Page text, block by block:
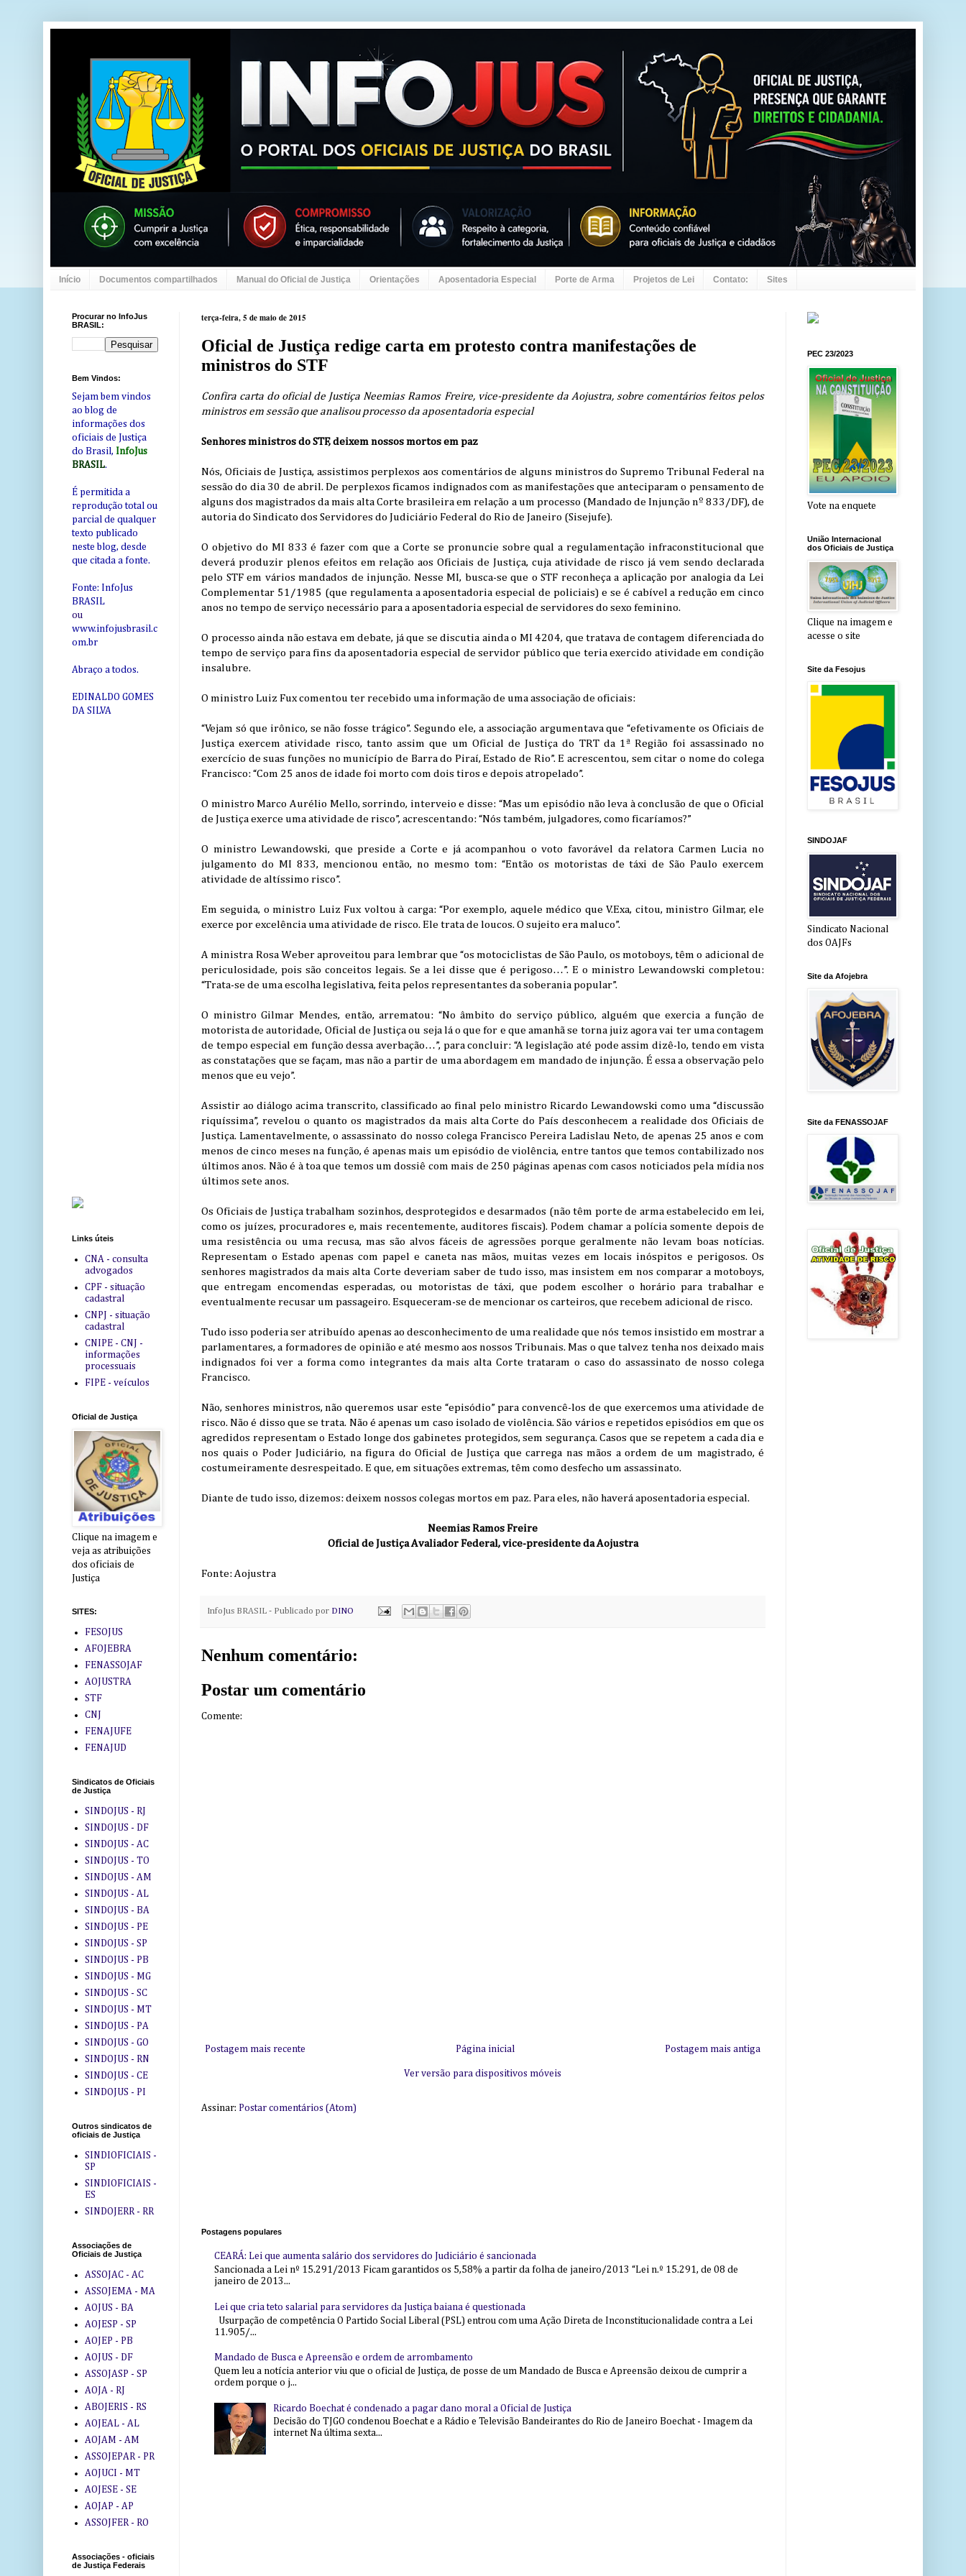
Início Documentos compartilhados Manual do Oficial de Justiça Orientações Aposentadoria Especial Porte de Arma Projetos de Lei Contato: Sites
terça-feira, 5 de maio de 2015
Oficial de Justiça redige carta em protesto contra manifestações de
ministros do STF
Confira carta do oficial de Justiça Neemias Ramos Freire, vice-presidente da Aojustra, sobre comentários feitos pelos
ministros em sessão que analisou processo da aposentadoria especial
Senhores ministros do STF, deixem nossos mortos em paz
Nós, Oficiais de Justiça, assistimos perplexos aos comentários de alguns ministros do Supremo Tribunal Federal na
sessão do dia 30 de abril. De perplexos ficamos indignados com as manifestações que anteciparam o pensamento de
alguns dos magistrados da mais alta Corte brasileira em relação a um processo (Mandado de Injunção nº 833/DF), de
autoria do Sindicato dos Servidores do Judiciário Federal do Rio de Janeiro (Sisejufe).
O objetivo do MI 833 é fazer com que a Corte se pronuncie sobre qual a regulamentação infraconstitucional que
deverá produzir plenos efeitos em relação aos Oficiais de Justiça, cuja atividade de risco já vem sendo declarada
pelo STF em vários mandados de injunção. Nesse MI, busca-se que o STF reconheça a aplicação por analogia da Lei
Complementar 51/1985 (que regulamenta a aposentadoria especial de policiais) e se é cabível a redução em cinco
anos no tempo de serviço necessário para a aposentadoria especial de servidores do sexo feminino.
O processo ainda não estava em debate, já que se discutia ainda o MI 4204, que tratava de contagem diferenciada do
tempo de serviço para fins da aposentadoria especial de servidor público que teria exercido atividade em condição
insalubre.
O ministro Luiz Fux comentou ter recebido uma informação de uma associação de oficiais:
“Vejam só que irônico, se não fosse trágico”. Segundo ele, a associação argumentava que “efetivamente os Oficiais de
Justiça exercem atividade risco, tanto assim que um Oficial de Justiça do TRT da 1ª Região foi assassinado no
exercício de suas funções no município de Barra do Piraí, Estado de Rio”. E acrescentou, sem citar o nome do colega
Francisco: “Com 25 anos de idade foi morto com dois tiros e depois atropelado”.
O ministro Marco Aurélio Mello, sorrindo, interveio e disse: “Mas um episódio não leva à conclusão de que o Oficial
de Justiça exerce uma atividade de risco”, acrescentando: “Nós também, julgadores, como ficaríamos?”
O ministro Lewandowski, que preside a Corte e já acompanhou o voto favorável da relatora Carmen Lucia no
julgamento do MI 833, mencionou então, no mesmo tom: “Então os motoristas de táxi de São Paulo exercem
atividade de altíssimo risco”.
Em seguida, o ministro Luiz Fux voltou à carga: “Por exemplo, aquele médico que V.Exa, citou, ministro Gilmar, ele
exerce por excelência uma atividade de risco. Ele trata de loucos. O sujeito era maluco”.
A ministra Rosa Weber aproveitou para lembrar que “os motociclistas de São Paulo, os motoboys, têm o adicional de
periculosidade, pois são conceitos legais. Se a lei disse que é perigoso…”. E o ministro Lewandowski completou:
“Trata-se de uma escolha legislativa, feita pelos representantes da soberania popular”.
O ministro Gilmar Mendes, então, arrematou: “No âmbito do serviço público, alguém que exercia a função de
motorista de autoridade, Oficial de Justiça ou seja lá o que for e que amanhã se torna juiz agora vai ter uma contagem
de tempo especial em função dessa averbação…”, para concluir: “A legislação até pode assim dizê-lo, tendo em vista
as constatações que se façam, mas não a partir de uma abordagem em mandado de injunção. É essa a observação pelo
menos que eu vejo”.
Assistir ao diálogo acima transcrito, classificado ao final pelo ministro Ricardo Lewandowski como uma “discussão
riquíssima”, revelou o quanto os magistrados da mais alta Corte do País desconhecem a realidade dos Oficiais de
Justiça. Lamentavelmente, o assassinato do nosso colega Francisco Pereira Ladislau Neto, de apenas 25 anos e com
menos de cinco meses na função, é apenas mais um episódio de violência, entre tantos que temos contabilizado nos
últimos anos. Não é à toa que temos um dossiê com mais de 250 páginas apenas com casos noticiados pela mídia nos
últimos sete anos.
Os Oficiais de Justiça trabalham sozinhos, desprotegidos e desarmados (não têm porte de arma estabelecido em lei,
como os juízes, procuradores e, mais recentemente, auditores fiscais). Podem chamar a polícia somente depois de
uma resistência ou uma recusa, mas são alvos fáceis de agressões porque geralmente não levam boas notícias.
Representam o Estado apenas com papel e caneta nas mãos, muitas vezes em locais inóspitos e perigosos. Os
senhores magistrados da mais alta Corte deveriam saber de tudo isso, mas insistem em nos comparar a motoboys,
que entregam encomendas esperadas, ou motoristas de táxi, que podem escolher o horário para trabalhar e
eventualmente recusar um passageiro. Esqueceram-se de mencionar os carteiros, que recebem adicional de risco.
Tudo isso poderia ser atribuído apenas ao desconhecimento de uma realidade que nós temos insistido em mostrar a
parlamentares, a formadores de opinião e até mesmo aos nossos Tribunais. Mas o que talvez tenha nos deixado mais
indignados foi ver a forma como integrantes da mais alta Corte trataram o caso do assassinato de nosso colega
Francisco.
Não, senhores ministros, não queremos usar este “episódio” para convencê-los de que exercemos uma atividade de
risco. Não é disso que se trata. Não é apenas um caso isolado de violência. São vários e repetidos episódios em que os
agredidos representam o Estado longe dos gabinetes protegidos, sem segurança. Casos que se repetem a cada dia e
nos quais o Poder Judiciário, na figura do Oficial de Justiça que carrega nas mãos a ordem de um magistrado, é
costumeiramente desrespeitado. E que, em situações extremas, têm como desfecho um assassinato.
Diante de tudo isso, dizemos: deixem nossos colegas mortos em paz. Para eles, não haverá aposentadoria especial.
Neemias Ramos Freire
Oficial de Justiça Avaliador Federal, vice-presidente da Aojustra
Fonte: Aojustra
InfoJus BRASIL - Publicado por DINO
Nenhum comentário:
Postar um comentário
Comente:
Postagem mais recente Postagem mais antiga
Página inicial
Ver versão para dispositivos móveis
Assinar: Postar comentários (Atom)
Postagens populares
CEARÁ: Lei que aumenta salário dos servidores do Judiciário é sancionada
Sancionada a Lei nº 15.291/2013 Ficam garantidos os 5,58% a partir da folha de janeiro/2013 “Lei n.º 15.291, de 08 de
janeiro de 2013...
Lei que cria teto salarial para servidores da Justiça baiana é questionada
Usurpação de competência O Partido Social Liberal (PSL) entrou com uma Ação Direta de Inconstitucionalidade contra a Lei
11.905/...
Mandado de Busca e Apreensão e ordem de arrombamento
Quem leu a notícia anterior viu que o oficial de Justiça, de posse de um Mandado de Busca e Apreensão deixou de cumprir a
ordem porque o j...
Ricardo Boechat é condenado a pagar dano moral a Oficial de Justiça
Decisão do TJGO condenou Boechat e a Rádio e Televisão Bandeirantes do Rio de Janeiro Boechat - Imagem da
internet Na última sexta...
Procurar no InfoJus
BRASIL:
Bem Vindos:
Sejam bem vindos
ao blog de
informações dos
oficiais de Justiça
do Brasil, InfoJus
BRASIL.
É permitida a
reprodução total ou
parcial de qualquer
texto publicado
neste blog, desde
que citada a fonte.
Fonte: InfoJus
BRASIL
ou
www.infojusbrasil.c
om.br
Abraço a todos.
EDINALDO GOMES
DA SILVA
Links úteis
CNA - consulta
advogados
CPF - situação
cadastral
CNPJ - situação
cadastral
CNIPE - CNJ -
informações
processuais
FIPE - veículos
Oficial de Justiça
Clique na imagem e
veja as atribuições
dos oficiais de
Justiça
SITES:
FESOJUS
AFOJEBRA
FENASSOJAF
AOJUSTRA
STF
CNJ
FENAJUFE
FENAJUD
Sindicatos de Oficiais
de Justiça
SINDOJUS - RJ
SINDOJUS - DF
SINDOJUS - AC
SINDOJUS - TO
SINDOJUS - AM
SINDOJUS - AL
SINDOJUS - BA
SINDOJUS - PE
SINDOJUS - SP
SINDOJUS - PB
SINDOJUS - MG
SINDOJUS - SC
SINDOJUS - MT
SINDOJUS - PA
SINDOJUS - GO
SINDOJUS - RN
SINDOJUS - CE
SINDOJUS - PI
Outros sindicatos de
oficiais de Justiça
SINDIOFICIAIS -
SP
SINDIOFICIAIS -
ES
SINDOJERR - RR
Associações de
Oficiais de Justiça
ASSOJAC - AC
ASSOJEMA - MA
AOJUS - BA
AOJESP - SP
AOJEP - PB
AOJUS - DF
ASSOJASP - SP
AOJA - RJ
ABOJERIS - RS
AOJEAL - AL
AOJAM - AM
ASSOJEPAR - PR
AOJUCI - MT
AOJESE - SE
AOJAP - AP
ASSOJFER - RO
Associações - oficiais
de Justiça Federais
PEC 23/2023
Vote na enquete
União Internacional
dos Oficiais de Justiça
Clique na imagem e
acesse o site
Site da Fesojus
SINDOJAF
Sindicato Nacional
dos OAJFs
Site da Afojebra
Site da FENASSOJAF